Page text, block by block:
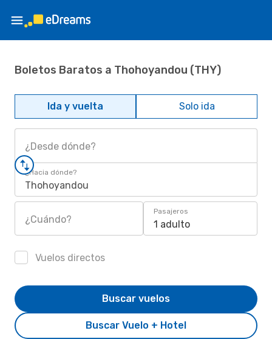
Boletos Baratos a Thohoyandou (THY)
Ida y vuelta Solo ida
¿Desde dónde?
¿Hacia dónde?
Thohoyandou
¿Cuándo?
Pasajeros
1 adulto
Vuelos directos
Buscar Vuelo + Hotel
Buscar vuelos